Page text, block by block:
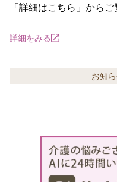
「詳細はこちら」から
詳細をみる
お知